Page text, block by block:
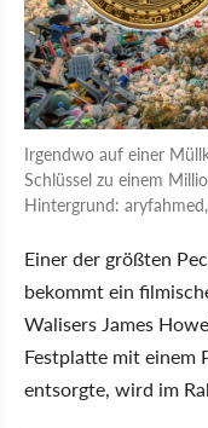
Irgendwo auf einer
Schlüssel zu einem
Hintergrund:
Einer der größten
bekommt ein
Walisers James
Festplatte mit einem
entsorgte, wird im